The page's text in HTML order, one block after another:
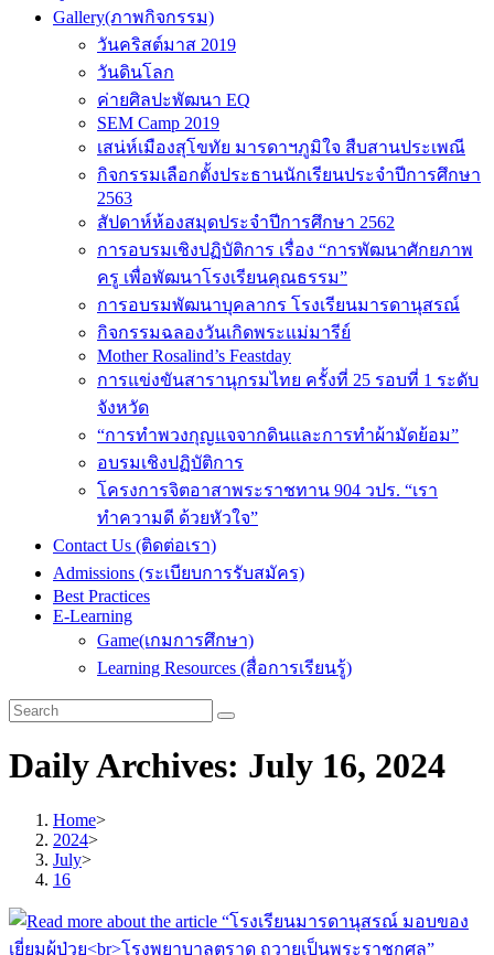
Gallery(ภาพกิจกรรม)
วันคริสต์มาส 2019
วันดินโลก
ค่ายศิลปะพัฒนา EQ
SEM Camp 2019
เสน่ห์เมืองสุโขทัย มารดาฯภูมิใจ สืบสานประเพณี
กิจกรรมเลือกตั้งประธานนักเรียนประจำปีการศึกษา
2563
สัปดาห์ห้องสมุดประจำปีการศึกษา 2562
การอบรมเชิงปฏิบัติการ เรื่อง “การพัฒนาศักยภาพ
ครู เพื่อพัฒนาโรงเรียนคุณธรรม”
การอบรมพัฒนาบุคลากร โรงเรียนมารดานุสรณ์
กิจกรรมฉลองวันเกิดพระแม่มารีย์
Mother Rosalind’s Feastday
การแข่งขันสารานุกรมไทย ครั้งที่ 25 รอบที่ 1 ระดับ
จังหวัด
“การทำพวงกุญแจจากดินและการทำผ้ามัดย้อม”
อบรมเชิงปฏิบัติการ
โครงการจิตอาสาพระราชทาน 904 วปร. “เรา
ทำความดี ด้วยหัวใจ”
Contact Us (ติดต่อเรา)
Admissions (ระเบียบการรับสมัคร)
Best Practices
E-Learning
Game(เกมการศึกษา)
Learning Resources (สื่อการเรียนรู้)
Daily Archives: July 16, 2024
Home>
2024>
July>
16